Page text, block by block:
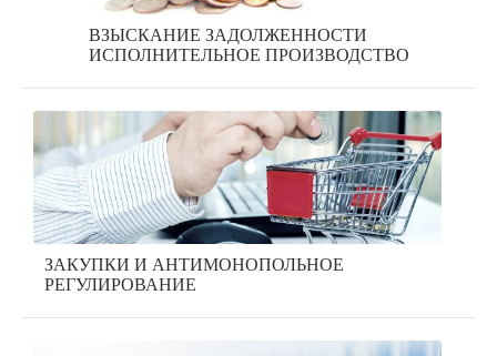
ВЗЫСКАНИЕ ЗАДОЛЖЕННОСТИ
ИСПОЛНИТЕЛЬНОЕ ПРОИЗВОДСТВО
ЗАКУПКИ И АНТИМОНОПОЛЬНОЕ
РЕГУЛИРОВАНИЕ